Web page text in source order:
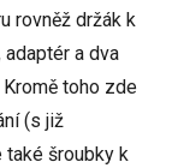
rovněž držák k
adaptér a dva
toho zde
(s již
také šroubky k